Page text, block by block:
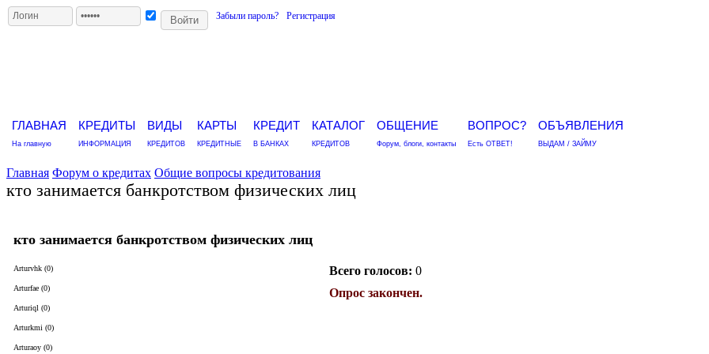
Забыли пароль? Регистрация
ГЛАВНАЯ
На главную
КРЕДИТЫ
ИНФОРМАЦИЯ
ВИДЫ
КРЕДИТОВ
КАРТЫ
КРЕДИТНЫЕ
КРЕДИТ
В БАНКАХ
КАТАЛОГ
КРЕДИТОВ
ОБЩЕНИЕ
Форум, блоги, контакты
ВОПРОС?
Есть ОТВЕТ!
ОБЪЯВЛЕНИЯ
ВЫДАМ / ЗАЙМУ
Главная Форум о кредитах Общие вопросы кредитования
кто занимается банкротством физических лиц
кто занимается банкротством физических лиц
Arturvhk (0)
Arturfae (0)
Arturiql (0)
Arturkmi (0)
Arturaoy (0)
Всего голосов: 0
Опрос закончен.